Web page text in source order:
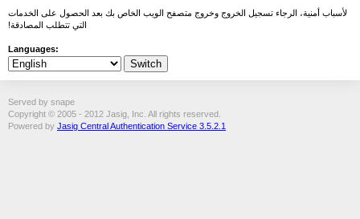
لأسباب أمنية، الرجاء تسجيل الخروج وخروج متصفح الويب الخاص بك بعد الحصول على الخدمات
التي تتطلب المصادقة!
Languages:
Served by snape
Copyright © 2005 - 2012 Jasig, Inc. All rights reserved.
Powered by Jasig Central Authentication Service 3.5.2.1